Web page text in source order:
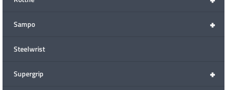
+
Sampo
Steelwrist
+
Supergrip